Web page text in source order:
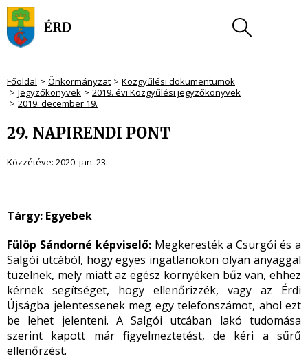
Főoldal Önkormányzat
Közgyűlési dokumentumok
Jegyzőkönyvek
2019. évi Közgyűlési jegyzőkönyvek
2019. december 19.
29. NAPIRENDI PONT
Közzétéve: 2020. jan. 23.
Tárgy: Egyebek
Fülöp Sándorné képviselő: Megkeresték a Csurgói és a
Salgói utcából, hogy egyes ingatlanokon olyan anyaggal
tüzelnek, mely miatt az egész környéken bűz van, ehhez
kérnek segítséget, hogy ellenőrizzék, vagy az Érdi
Újságba jelentessenek meg egy telefonszámot, ahol ezt
be lehet jelenteni. A Salgói utcában lakó tudomása
szerint kapott már figyelmeztetést, de kéri a sűrű
ellenőrzést.